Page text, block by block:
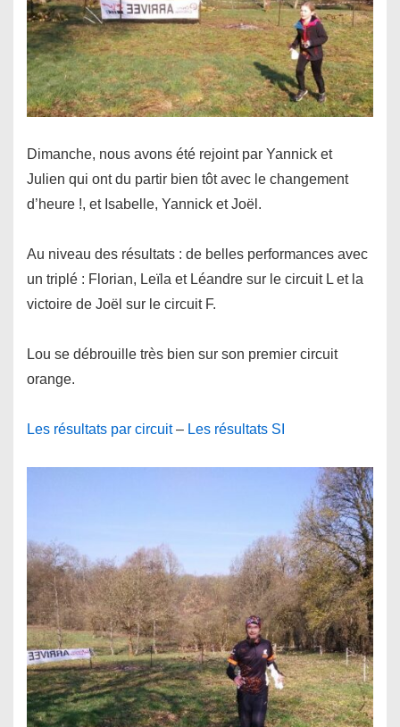
Dimanche, nous avons été rejoint par Yannick et
Julien qui ont du partir bien tôt avec le changement
d’heure !, et Isabelle, Yannick et Joël.
Au niveau des résultats : de belles performances avec
un triplé : Florian, Leïla et Léandre sur le circuit L et la
victoire de Joël sur le circuit F.
Lou se débrouille très bien sur son premier circuit
orange.
Les résultats par circuit– Les résultats SI